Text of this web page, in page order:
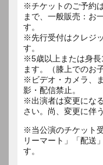
※チケットのご予約
まで、一般販売：お
す。
※先行受付はクレジ
す。
※5歳以上または身長
ます。（膝上でのお
※ビデオ・カメラ、
影・配信禁止。
※出演者は変更にな
さい。尚、変更に伴
※当公演のチケット
リーマート」「配送
す。